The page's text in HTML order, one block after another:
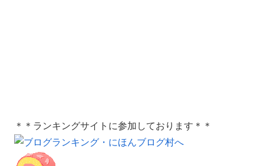
＊＊ランキングサイトに参加しております＊＊